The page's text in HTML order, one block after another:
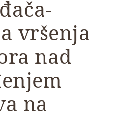
vršenja
nad
na